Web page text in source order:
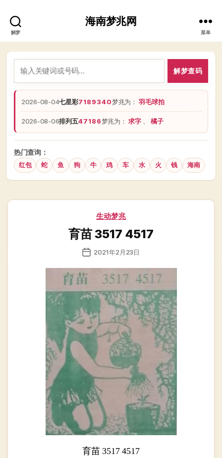
解梦
海南梦兆网
菜单
解梦查码
2026-08-04七星彩7189340梦兆为：羽毛球拍
2026-08-06排列五47186梦兆为：求字 橘子
热门查询：
红包 蛇 鱼 狗 牛 鸡 车 水 火 钱 海南
分
生动梦兆
育苗 3517 4517
发
日
期
2021年2月23日
育苗 3517 4517